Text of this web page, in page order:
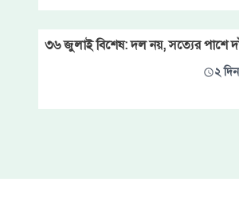
৩৬ জুলাই বিশেষ: দল নয়, সত্যের পাশে
২